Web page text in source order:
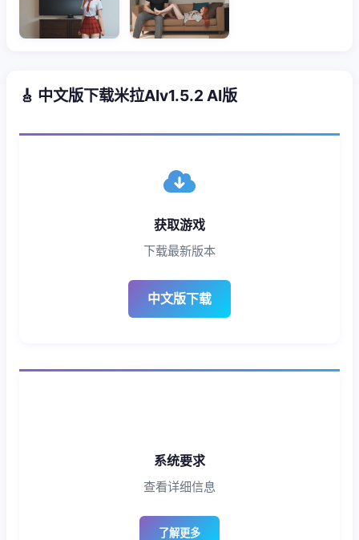
🎸 中文版下载米拉AIv1.5.2 AI版
获取游戏
下载最新版本
中文版下载
系统要求
查看详细信息
了解更多